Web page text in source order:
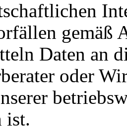
gemäß
Daten an
oder
ist.